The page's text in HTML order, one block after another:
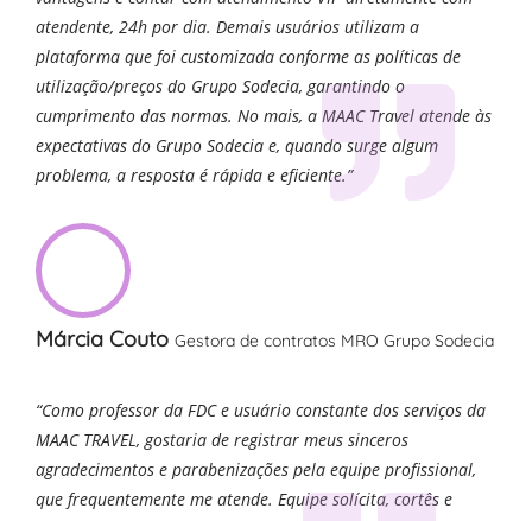
atendente, 24h por dia. Demais usuários utilizam a
plataforma que foi customizada conforme as políticas de
utilização/preços do Grupo Sodecia, garantindo o
cumprimento das normas. No mais, a MAAC Travel atende às
expectativas do Grupo Sodecia e, quando surge algum
problema, a resposta é rápida e eficiente.”
Márcia Couto Gestora de contratos MRO Grupo Sodecia
“Como professor da FDC e usuário constante dos serviços da
MAAC TRAVEL, gostaria de registrar meus sinceros
agradecimentos e parabenizações pela equipe profissional,
que frequentemente me atende. Equipe solícita, cortês e